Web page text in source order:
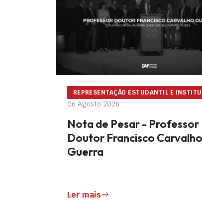
REPRESENTAÇÃO ESTUDANTIL E
06 Agosto 2026
Nota de Pesar - Professor
Doutor Francisco Carvalho
Guerra
Ler mais